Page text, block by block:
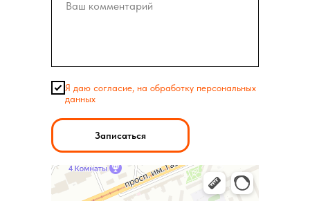
Я даю согласие, на обработку персональных
данных
Записаться